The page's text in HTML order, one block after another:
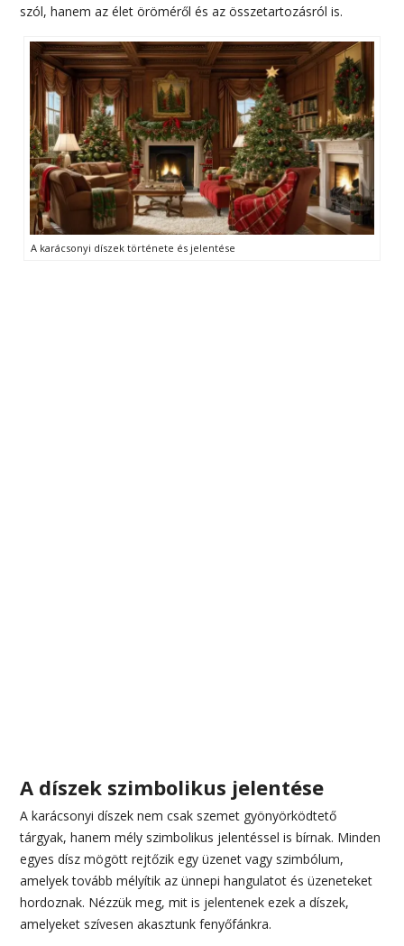
szól, hanem az élet öröméről és az összetartozásról is.
A karácsonyi díszek története és jelentése
A díszek szimbolikus jelentése
A karácsonyi díszek nem csak szemet gyönyörködtető
tárgyak, hanem mély szimbolikus jelentéssel is bírnak. Minden
egyes dísz mögött rejtőzik egy üzenet vagy szimbólum,
amelyek tovább mélyítik az ünnepi hangulatot és üzeneteket
hordoznak. Nézzük meg, mit is jelentenek ezek a díszek,
amelyeket szívesen akasztunk fenyőfánkra.